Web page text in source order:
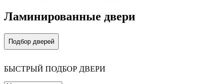
Ламинированные двери
Подбор дверей
БЫСТРЫЙ ПОДБОР ДВЕРИ